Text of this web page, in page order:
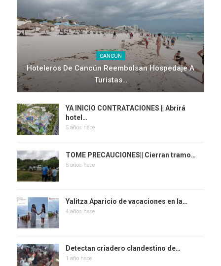
CANCÚN
Hoteleros De Cancún Reembolsan Hospedaje A
Turistas…
YA INICIO CONTRATACIONES || Abrirá
hotel…
5 años hace
TOME PRECAUCIONES|| Cierran tramo…
5 años hace
Yalitza Aparicio de vacaciones en la…
4 años hace
Detectan criadero clandestino de…
1 año hace